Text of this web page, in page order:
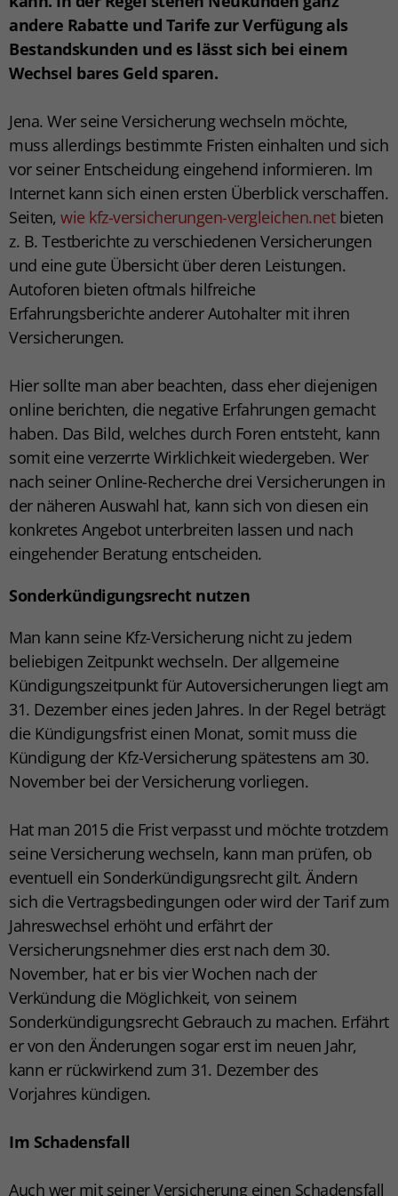
andere Rabatte und Tarife zur Verfügung als
Bestandskunden und es lässt sich bei einem
Wechsel bares Geld sparen.
Jena. Wer seine Versicherung wechseln möchte,
muss allerdings bestimmte Fristen einhalten und sich
vor seiner Entscheidung eingehend informieren. Im
Internet kann sich einen ersten Überblick verschaffen.
Seiten, wie kfz-versicherungen-vergleichen.net bieten
z. B. Testberichte zu verschiedenen Versicherungen
und eine gute Übersicht über deren Leistungen.
Autoforen bieten oftmals hilfreiche
Erfahrungsberichte anderer Autohalter mit ihren
Versicherungen.
Hier sollte man aber beachten, dass eher diejenigen
online berichten, die negative Erfahrungen gemacht
haben. Das Bild, welches durch Foren entsteht, kann
somit eine verzerrte Wirklichkeit wiedergeben. Wer
nach seiner Online-Recherche drei Versicherungen in
der näheren Auswahl hat, kann sich von diesen ein
konkretes Angebot unterbreiten lassen und nach
eingehender Beratung entscheiden.
Sonderkündigungsrecht nutzen
Man kann seine Kfz-Versicherung nicht zu jedem
beliebigen Zeitpunkt wechseln. Der allgemeine
Kündigungszeitpunkt für Autoversicherungen liegt am
31. Dezember eines jeden Jahres. In der Regel beträgt
die Kündigungsfrist einen Monat, somit muss die
Kündigung der Kfz-Versicherung spätestens am 30.
November bei der Versicherung vorliegen.
Hat man 2015 die Frist verpasst und möchte trotzdem
seine Versicherung wechseln, kann man prüfen, ob
eventuell ein Sonderkündigungsrecht gilt. Ändern
sich die Vertragsbedingungen oder wird der Tarif zum
Jahreswechsel erhöht und erfährt der
Versicherungsnehmer dies erst nach dem 30.
November, hat er bis vier Wochen nach der
Verkündung die Möglichkeit, von seinem
Sonderkündigungsrecht Gebrauch zu machen. Erfährt
er von den Änderungen sogar erst im neuen Jahr,
kann er rückwirkend zum 31. Dezember des
Vorjahres kündigen.
Im Schadensfall
Auch wer mit seiner Versicherung einen Schadensfall